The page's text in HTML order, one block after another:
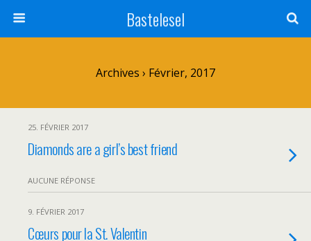
Bastelesel
Archives › Février, 2017
25. FÉVRIER 2017
Diamonds are a girl’s best friend
AUCUNE RÉPONSE
9. FÉVRIER 2017
Cœurs pour la St. Valentin